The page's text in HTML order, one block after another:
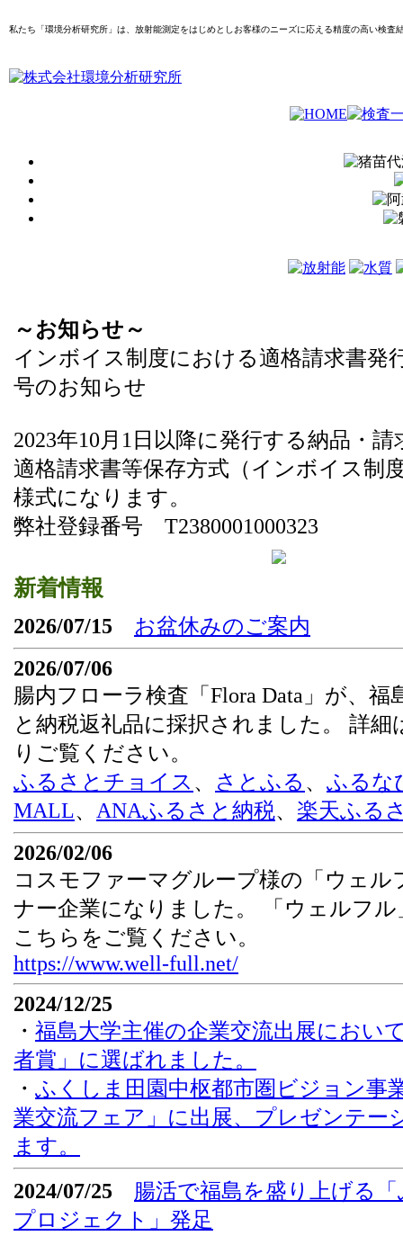
私たち「環境分析研究所」は、放射能測定をはじめとしお客様のニーズに応える精度の高い検査
～お知らせ～
インボイス制度における適格請求書発
号のお知らせ
2023年10月1日以降に発行する納品・請
適格請求書等保存方式（インボイス制
様式になります。
弊社登録番号 T2380001000323
新着情報
2026/07/15
お盆休みのご案内
2026/07/06
腸内フローラ検査「Flora Data」が、福
と納税返礼品に採択されました。 詳細
りご覧ください。
ふるさとチョイス 、 さとふる 、 ふるな
MALL、 ANAふるさと納税、 楽天ふる
2026/02/06
コスモファーマグループ様の「ウェル
ナー企業になりました。 「ウェルフ
こちらをご覧ください。
https://www.well-full.net/
2024/12/25
・ 福島大学主催の企業交流出展におい
者賞」に選ばれました。
・ ふくしま田園中枢都市圏ビジョン事
業交流フェア」に出展、プレゼンテー
ます。
2024/07/25
腸活で福島を盛り上げる
プロジェクト」発足